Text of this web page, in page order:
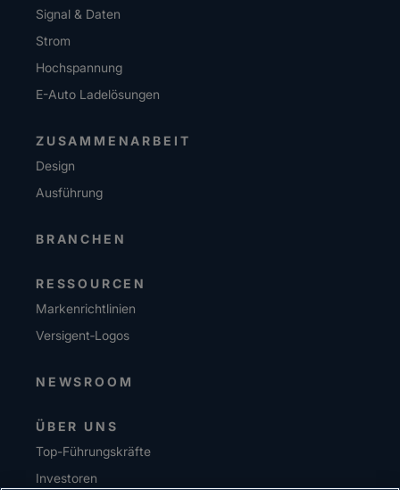
Signal & Daten
Strom
Hochspannung
E-Auto Ladelösungen
ZUSAMMENARBEIT
Design
Ausführung
BRANCHEN
RESSOURCEN
Markenrichtlinien
Versigent‑Logos
NEWSROOM
ÜBER UNS
Top-Führungskräfte
Investoren